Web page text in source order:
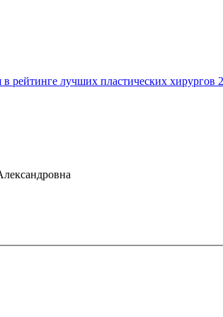
в рейтинге лучших пластических хирургов